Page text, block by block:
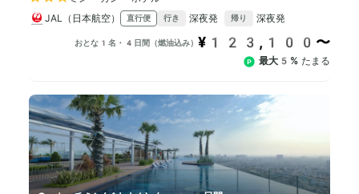
JAL（日本航空）
直行便 行き 深夜発 帰り 深夜発
おとな1名・4日間（燃油込み） ¥123,100〜
最大5% たまる